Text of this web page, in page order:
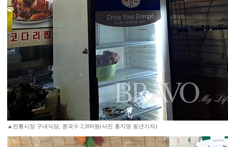
▲전통시장 구내식당, 콩국수 2,000원(사진 홍지영 동년기자)